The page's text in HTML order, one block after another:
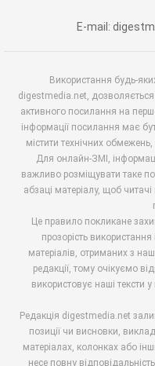
E-mail:
Використання будь-
digestmedia.net,
активного посилання на
інформації посилання має
містити технічних
Для онлайн-ЗМІ,
важливо розміщувати таке
абзаці матеріалу, щоб
Це правило покликане
прозорість
матеріалів, отриманих з
редакції, тому очікуємо
використовує наші тексти
Редакція digestmedia.net
позиції чи висновки,
матеріалах, колонках або
несе повну